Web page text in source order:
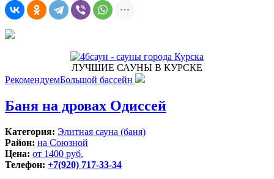
ЛУЧШИЕ САУНЫ В КУРСКЕ
РекомендуемБольшой бассейн
Баня на дровах Одиссей
Категория: Элитная сауна (баня)
Район: на Союзной
Цена: от 1400 руб.
Телефон: +7(920) 717-33-34